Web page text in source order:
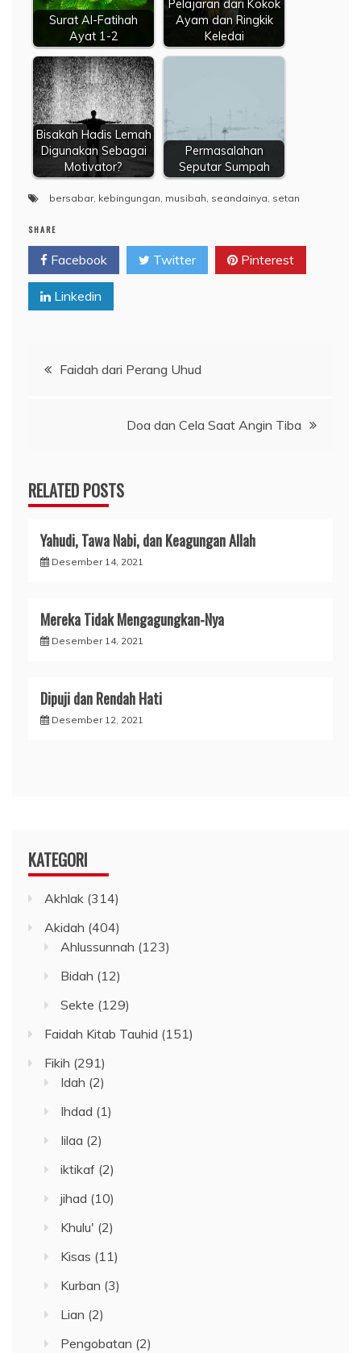
Surat Al-Fatihah
Ayat 1-2
Pelajaran dari Kokok
Ayam dan Ringkik
Keledai
Bisakah Hadis Lemah
Digunakan Sebagai
Motivator?
Permasalahan
Seputar Sumpah
bersabar, kebingungan, musibah, seandainya, setan
SHARE
Facebook Twitter Pinterest
Linkedin
Navigasi
Faidah dari Perang Uhud
Doa dan Cela Saat Angin Tiba
RELATED POSTS
Yahudi, Tawa Nabi, dan Keagungan Allah
Desember 14, 2021
Mereka Tidak Mengagungkan-Nya
Desember 14, 2021
Dipuji dan Rendah Hati
Desember 12, 2021
KATEGORI
Akhlak (314)
Akidah (404)
Ahlussunnah (123)
Bidah (12)
Sekte (129)
Faidah Kitab Tauhid (151)
Fikih (291)
Idah (2)
Ihdad (1)
Iilaa (2)
iktikaf (2)
jihad (10)
Khulu' (2)
Kisas (11)
Kurban (3)
Lian (2)
Pengobatan (2)